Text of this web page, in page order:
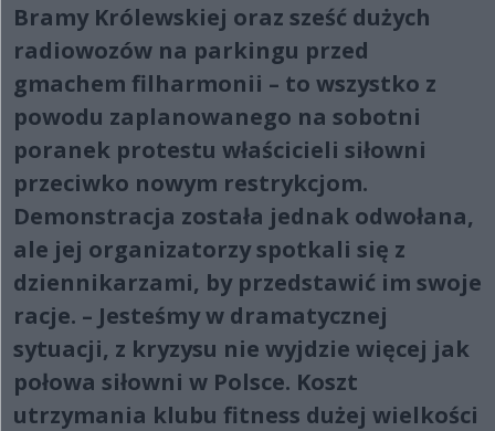
Bramy Królewskiej oraz sześć dużych
radiowozów na parkingu przed
gmachem filharmonii – to wszystko z
powodu zaplanowanego na sobotni
poranek protestu właścicieli siłowni
przeciwko nowym restrykcjom.
Demonstracja została jednak odwołana,
ale jej organizatorzy spotkali się z
dziennikarzami, by przedstawić im swoje
racje. – Jesteśmy w dramatycznej
sytuacji, z kryzysu nie wyjdzie więcej jak
połowa siłowni w Polsce. Koszt
utrzymania klubu fitness dużej wielkości